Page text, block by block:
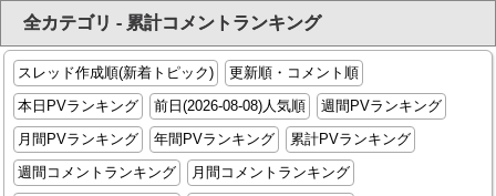
全カテゴリ - 累計コメントランキング
スレッド作成順(新着トピック)
更新順・コメント順
本日PVランキング
前日(2026-08-08)人気順
週間PVランキング
月間PVランキング
年間PVランキング
累計PVランキング
週間コメントランキング
月間コメントランキング